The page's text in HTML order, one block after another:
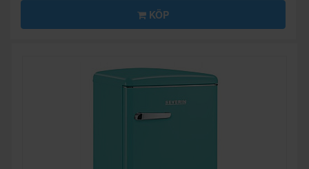
KÖP